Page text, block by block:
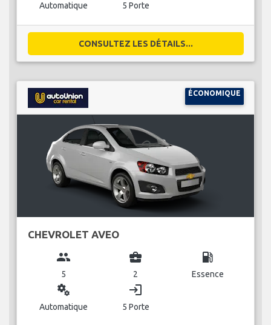
Automatique 5 Porte
CONSULTEZ LES DÉTAILS...
ÉCONOMIQUE
CHEVROLET AVEO
group
5
business_center
2
local_gas_station
Essence
miscellaneous_services
Automatique
login
5 Porte